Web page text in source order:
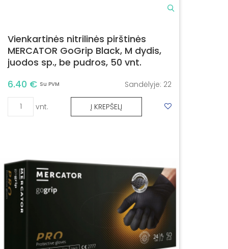
Vienkartinės nitrilinės pirštinės
MERCATOR GoGrip Black, M dydis,
juodos sp., be pudros, 50 vnt.
6.40 € Su PVM Sandėlyje: 22
vnt. Į KREPŠELĮ